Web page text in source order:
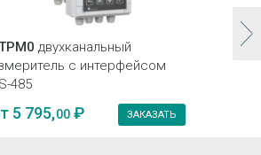
двухканальный
с интерфейсом
485
5 795,00₽ ЗАКАЗАТЬ